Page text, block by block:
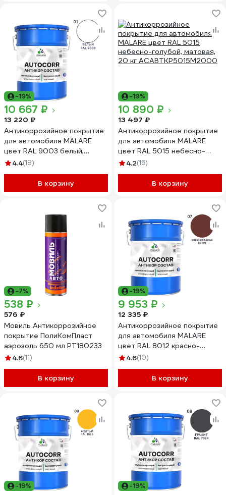
-19%
10 667 ₽
13 220 ₽
Антикоррозийное покрытие
для автомобиля MALARE
цвет RAL 9003 белый,
матовая, 20 кг
4.4(19)
В корзину
-19%
10 890 ₽
13 497 ₽
Антикоррозийное покрытие
для автомобиля MALARE
цвет RAL 5015 небесно-
голубой, матовая, 20 кг
4.2(16)
В корзину
-7%
538 ₽
576 ₽
Мовиль Антикоррозийное
покрытие ПолиКомПласт
аэрозоль 650 мл РТ180233
4.6(11)
В корзину
-19%
9 953 ₽
12 335 ₽
Антикоррозийное покрытие
для автомобиля MALARE
цвет RAL 8012 красно-
коричневый, матовая, 20 кг
4.6(10)
В корзину
-19% -19%